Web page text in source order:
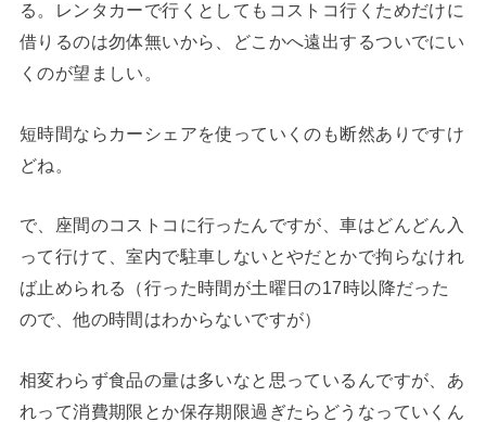
る。レンタカーで行くとしてもコストコ行くためだけに
借りるのは勿体無いから、どこかへ遠出するついでにい
くのが望ましい。
短時間ならカーシェアを使っていくのも断然ありですけ
どね。
で、座間のコストコに行ったんですが、車はどんどん入
って行けて、室内で駐車しないとやだとかで拘らなけれ
ば止められる（行った時間が土曜日の17時以降だった
ので、他の時間はわからないですが）
相変わらず食品の量は多いなと思っているんですが、あ
れって消費期限とか保存期限過ぎたらどうなっていくん